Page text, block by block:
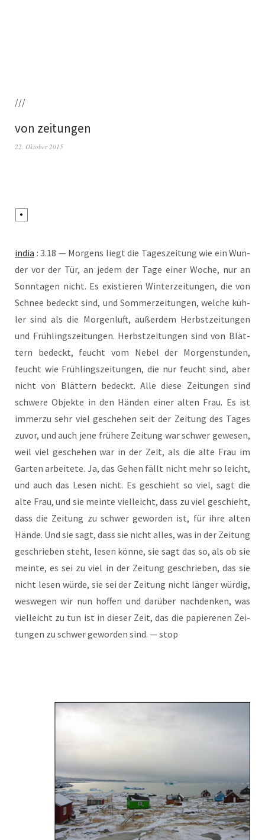
///
von zeitungen
22. Oktober 2015
india : 3.18 — Mor­gens liegt die Tages­zei­tung wie ein Wun­
der vor der Tür, an jedem der Tage einer Woche, nur an
Sonn­ta­gen nicht. Es exis­tie­ren Win­ter­zei­tun­gen, die von
Schnee bedeckt sind, und Som­mer­zei­tun­gen, wel­che küh­
ler sind als die Mor­gen­luft, außer­dem Herbst­zei­tun­gen
und Früh­lings­zei­tun­gen. Herbst­zei­tun­gen sind von Blät­
tern bedeckt, feucht vom Nebel der Mor­gen­stun­den,
feucht wie Früh­lings­zei­tun­gen, die nur feucht sind, aber
nicht von Blät­tern bedeckt. Alle die­se Zei­tun­gen sind
schwe­re Objek­te in den Hän­den einer alten Frau. Es ist
immer­zu sehr viel gesche­hen seit der Zei­tung des Tages
zuvor, und auch jene frü­he­re Zei­tung war schwer gewe­sen,
weil viel gesche­hen war in der Zeit, als die alte Frau im
Gar­ten arbei­te­te. Ja, das Gehen fällt nicht mehr so leicht,
und auch das Lesen nicht. Es geschieht so viel, sagt die
alte Frau, und sie mein­te viel­leicht, dass zu viel geschieht,
dass die Zei­tung zu schwer gewor­den ist, für ihre alten
Hän­de. Und sie sagt, dass sie nicht alles, was in der Zei­tung
geschrie­ben steht, lesen kön­ne, sie sagt das so, als ob sie
mein­te, es sei zu viel in der Zei­tung geschrie­ben, das sie
nicht lesen wür­de, sie sei der Zei­tung nicht län­ger wür­dig,
wes­we­gen wir nun hof­fen und dar­über nach­den­ken, was
viel­leicht zu tun ist in die­ser Zeit, das die papie­re­nen Zei­
tun­gen zu schwer gewor­den sind. — stop